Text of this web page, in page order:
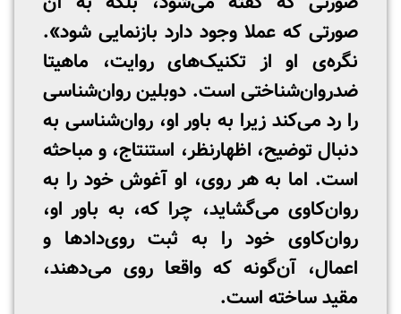
صورتی که عملا وجود دارد بازنمایی شود».
نگره‌ی او از تکنیک‌های روایت، ماهیتا
ضدروان‌شناختی است. دوبلین روان‌شناسی
را رد می‌کند زیرا به باور او، روان‌شناسی به
دنبال توضیح، اظهارنظر، استنتاج، و مباحثه
است. اما به هر روی، او آغوش خود را به
روان‌کاوی می‌گشاید، چرا که، به باور او،
روان‌کاوی خود را به ثبت روی‌دادها و
اعمال، آن‌گونه که واقعا روی می‌دهند،
مقید ساخته است.